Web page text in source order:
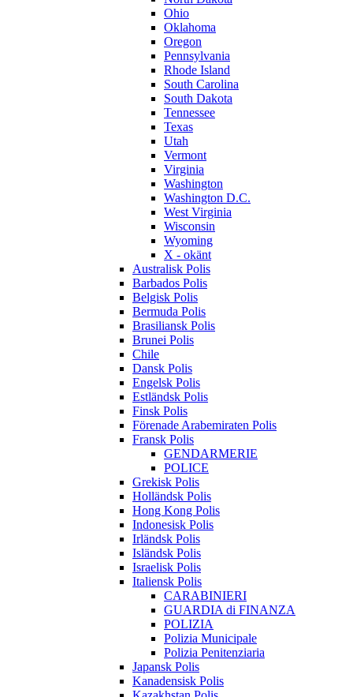
Ohio
Oklahoma
Oregon
Pennsylvania
Rhode Island
South Carolina
South Dakota
Tennessee
Texas
Utah
Vermont
Virginia
Washington
Washington D.C.
West Virginia
Wisconsin
Wyoming
X - okänt
Australisk Polis
Barbados Polis
Belgisk Polis
Bermuda Polis
Brasiliansk Polis
Brunei Polis
Chile
Dansk Polis
Engelsk Polis
Estländsk Polis
Finsk Polis
Förenade Arabemiraten Polis
Fransk Polis
GENDARMERIE
POLICE
Grekisk Polis
Holländsk Polis
Hong Kong Polis
Indonesisk Polis
Irländsk Polis
Isländsk Polis
Israelisk Polis
Italiensk Polis
CARABINIERI
GUARDIA di FINANZA
POLIZIA
Polizia Municipale
Polizia Penitenziaria
Japansk Polis
Kanadensisk Polis